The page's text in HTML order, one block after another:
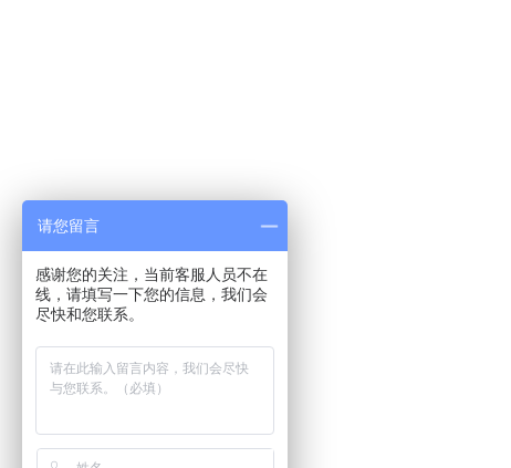
请您留言
感谢您的关注，当前客服人员不在
线，请填写一下您的信息，我们会
尽快和您联系。